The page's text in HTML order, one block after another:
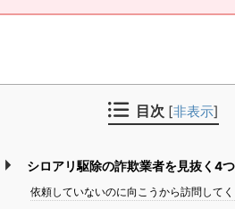
目次 [非表示]
シロアリ駆除の詐欺業者を見抜く4
依頼していないのに向こうから訪問して